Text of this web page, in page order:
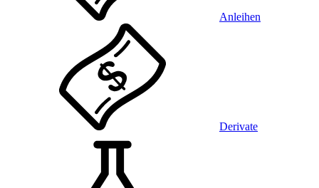
Anleihen
Derivate